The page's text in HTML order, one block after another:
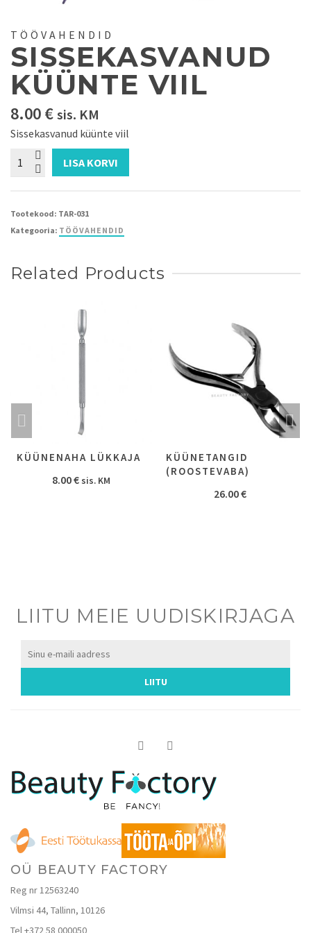
TÖÖVAHENDID
SISSEKASVANUD
KÜÜNTE VIIL
8.00€sis. KM
Sissekasvanud küünte viil
Sissekasvanud
küünte
LISA KORVI
Tootekood: TAR-031
Kategooria: TÖÖVAHENDID
Related Products
KÜÜNENAHA LÜKKAJA
8.00€ sis. KM
KÜÜNETANGID
(ROOSTEVABA)
26.00€
LIITU MEIE UUDISKIRJAGA
OÜ BEAUTY FACTORY
Reg nr 12563240
Vilmsi 44, Tallinn, 10126
Tel +372 58 000050